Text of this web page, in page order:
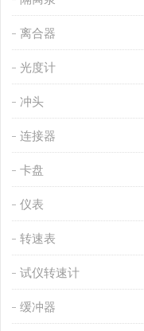
离合器
光度计
冲头
连接器
卡盘
仪表
转速表
试仪转速计
缓冲器